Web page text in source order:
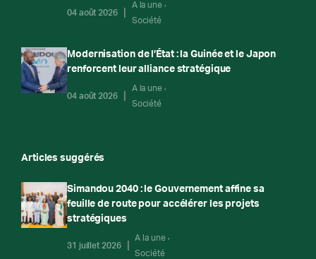
04 août 2026
A la une
Société
Modernisation de l’État : la Guinée et le Japon
renforcent leur alliance stratégique
04 août 2026
A la une
Société
Articles suggérés
Simandou 2040 : le Gouvernement affine sa
feuille de route pour accélérer les projets
stratégiques
31 juillet 2026
A la une
Société